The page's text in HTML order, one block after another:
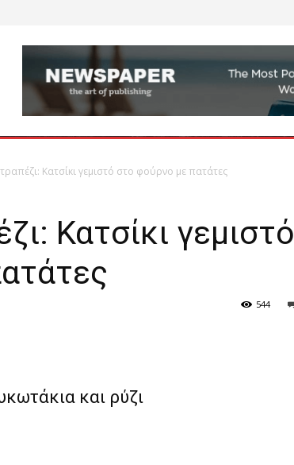
Κατσίκι γεμιστό στο φούρνο με πατάτες
Κατσίκι γεμιστό
544
και ρύζι